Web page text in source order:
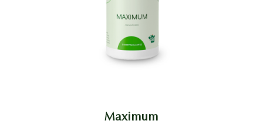
Maximum